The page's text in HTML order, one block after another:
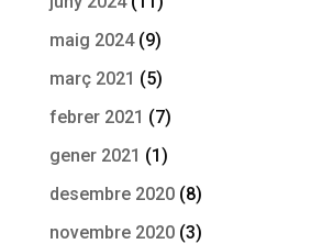
maig 2024(9)
març 2021 (5)
febrer 2021 (7)
gener 2021 (1)
desembre 2020(8)
novembre 2020(3)